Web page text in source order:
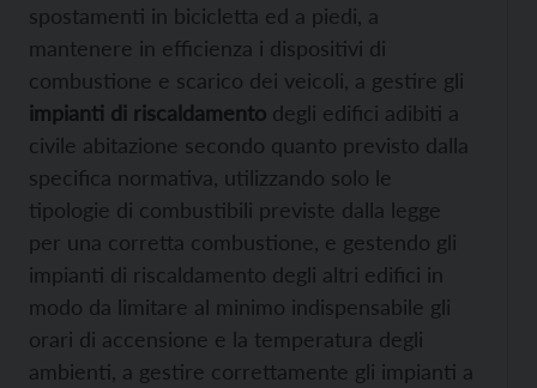
spostamenti in bicicletta ed a piedi, a
mantenere in efficienza i dispositivi di
combustione e scarico dei veicoli, a gestire gli
impianti di riscaldamento degli edifici adibiti a
civile abitazione secondo quanto previsto dalla
specifica normativa, utilizzando solo le
tipologie di combustibili previste dalla legge
per una corretta combustione, e gestendo gli
impianti di riscaldamento degli altri edifici in
modo da limitare al minimo indispensabile gli
orari di accensione e la temperatura degli
ambienti, a gestire correttamente gli impianti a